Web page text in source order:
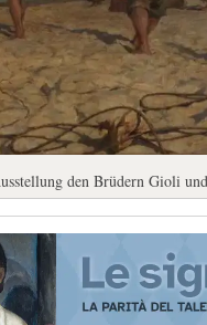
den Brüdern Gioli